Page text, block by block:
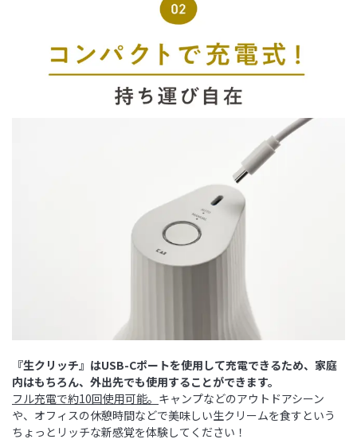
『生クリッチ』はUSB-Cポートを使用して充電できるため、家庭
内はもちろん、外出先でも使用することができます。
フル充電で約10回使用可能。 キャンプなどのアウトドアシーン
や、オフィスの休憩時間などで美味しい生クリームを食すという
ちょっとリッチな新感覚を体験してください！